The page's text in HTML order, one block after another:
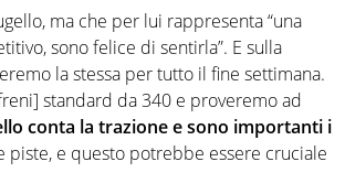
ma che per lui rappresenta “una
sono felice di sentirla”. E sulla
la stessa per tutto il fine settimana.
standard da 340 e proveremo ad
conta la trazione e sono importanti i
e questo potrebbe essere cruciale